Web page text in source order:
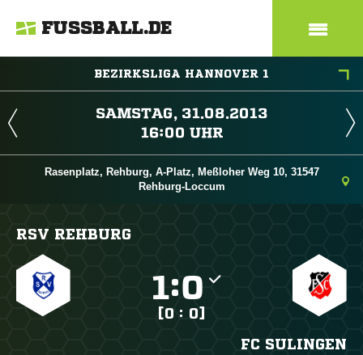
FUSSBALL.DE
BEZIRKSLIGA HANNOVER 1
 
 
Rasenplatz, Rehburg, A-Platz, Meßloher Weg 10, 31547
Rehburg-Loccum
RSV REHBURG
:
[0 : 0]
FC SULINGEN